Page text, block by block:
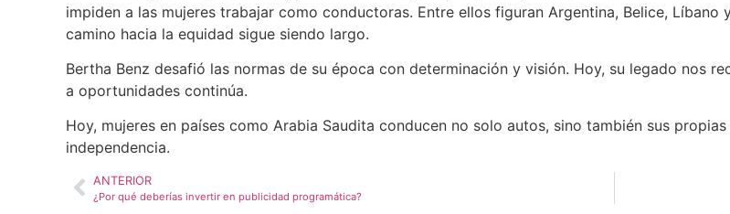
impiden a las mujeres trabajar como conductoras. Entre ellos figuran Argentina, Belice,
camino hacia la equidad sigue siendo largo.
Bertha Benz desafió las normas de su época con determinación y visión. Hoy, su legado nos
a oportunidades continúa.
Hoy, mujeres en países como Arabia Saudita conducen no solo autos, sino también sus
independencia.
ANTERIOR
¿Por qué deberías invertir en publicidad programática?